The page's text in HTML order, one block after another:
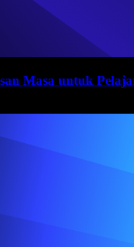
Masa untuk